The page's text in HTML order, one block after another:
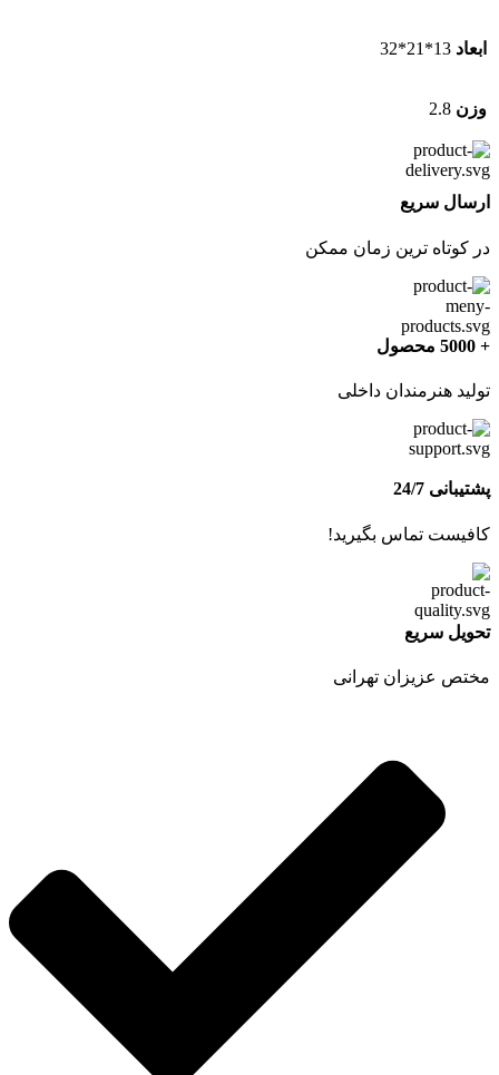
ابعاد 13*21*32
وزن 2.8
ارسال سریع
در کوتاه ترین زمان ممکن
+ 5000 محصول
تولید هنرمندان داخلی
پشتیبانی 24/7
کافیست تماس بگیرید!
تحویل سریع
مختص عزیزان تهرانی